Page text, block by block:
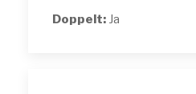
Doppelt: Ja